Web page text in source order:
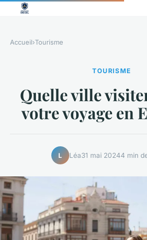
Accueil›Tourisme
TOURISME
Quelle ville
votre voyage en
L Léa31 mai 20244 min